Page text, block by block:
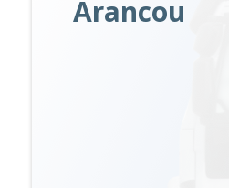
Arancou